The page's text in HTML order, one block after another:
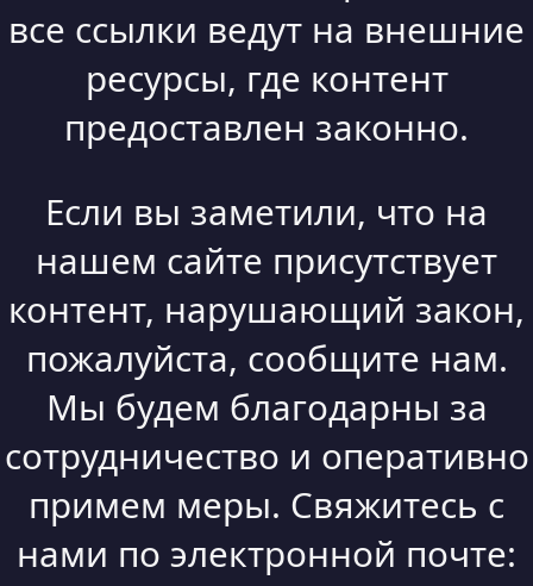
все ссылки ведут на внешние
ресурсы, где контент
предоставлен законно.
Если вы заметили, что на
нашем сайте присутствует
контент, нарушающий закон,
пожалуйста, сообщите нам.
Мы будем благодарны за
сотрудничество и оперативно
примем меры. Свяжитесь с
нами по электронной почте: